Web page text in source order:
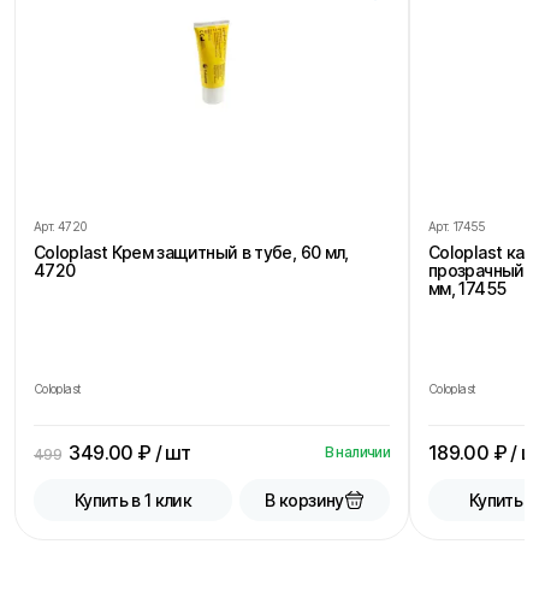
Арт. 4720
Coloplast Крем защитный в тубе, 60 мл,
4720
Coloplast
499 349.00 ₽ / шт В наличии
Купить в 1 клик В корзину
Арт. 17455
Coloplast
прозрачный,
мм, 17455
Coloplast
189.00 ₽ /
Купить в